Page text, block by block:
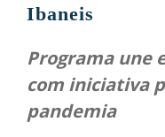
Ibaneis
Programa une
com iniciativa
pandemia